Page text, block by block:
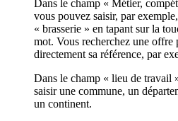
Dans le champ « Métier,
vous pouvez saisir, par
« brasserie » en tapant sur la
mot. Vous recherchez une offre
directement sa référence, par
Dans le champ « lieu de travail
saisir une commune, un
un continent.